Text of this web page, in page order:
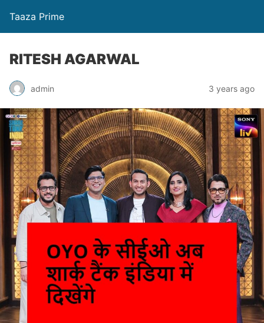
Taaza Prime
RITESH AGARWAL
admin 3 years ago